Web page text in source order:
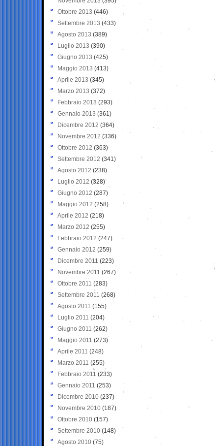
Ottobre 2013 (446)
Settembre 2013 (433)
Agosto 2013 (389)
Luglio 2013 (390)
Giugno 2013 (425)
Maggio 2013 (413)
Aprile 2013 (345)
Marzo 2013 (372)
Febbraio 2013 (293)
Gennaio 2013 (361)
Dicembre 2012 (364)
Novembre 2012 (336)
Ottobre 2012 (363)
Settembre 2012 (341)
Agosto 2012 (238)
Luglio 2012 (328)
Giugno 2012 (287)
Maggio 2012 (258)
Aprile 2012 (218)
Marzo 2012 (255)
Febbraio 2012 (247)
Gennaio 2012 (259)
Dicembre 2011 (223)
Novembre 2011 (267)
Ottobre 2011 (283)
Settembre 2011 (268)
Agosto 2011 (155)
Luglio 2011 (204)
Giugno 2011 (262)
Maggio 2011 (273)
Aprile 2011 (248)
Marzo 2011 (255)
Febbraio 2011 (233)
Gennaio 2011 (253)
Dicembre 2010 (237)
Novembre 2010 (187)
Ottobre 2010 (157)
Settembre 2010 (148)
Agosto 2010 (75)